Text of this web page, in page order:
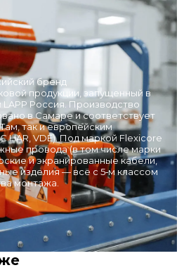
бренд
продукции, запущенный в
LAPP Россия. Производство
в Самаре и соответствует
так и европейским
HAR, VDE). Под маркой Flexicore
провода (в том числе марки
и экранированные кабели,
изделия — всё с 5‑м классом
монтажа.